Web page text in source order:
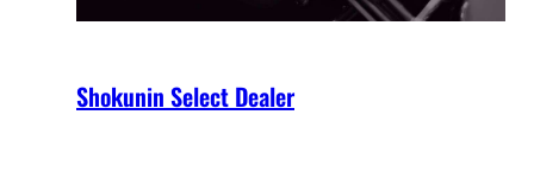
Shokunin Select Dealer